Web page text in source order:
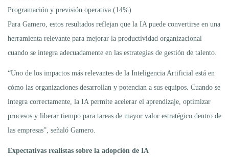
Programación y previsión operativa (14%)
Para Gamero, estos resultados reflejan que la IA puede convertirse en una
herramienta relevante para mejorar la productividad organizacional
cuando se integra adecuadamente en las estrategias de gestión de talento.
“Uno de los impactos más relevantes de la Inteligencia Artificial está en
cómo las organizaciones desarrollan y potencian a sus equipos. Cuando se
integra correctamente, la IA permite acelerar el aprendizaje, optimizar
procesos y liberar tiempo para tareas de mayor valor estratégico dentro de
las empresas”, señaló Gamero.
Expectativas realistas sobre la adopción de IA